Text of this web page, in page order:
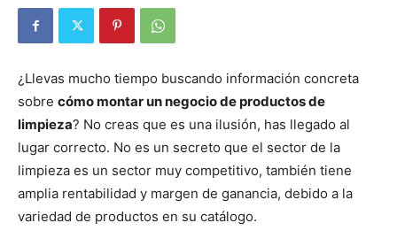
¿Llevas mucho tiempo buscando información concreta
sobre cómo montar un negocio de productos de
limpieza? No creas que es una ilusión, has llegado al
lugar correcto. No es un secreto que el sector de la
limpieza es un sector muy competitivo, también tiene
amplia rentabilidad y margen de ganancia, debido a la
variedad de productos en su catálogo.